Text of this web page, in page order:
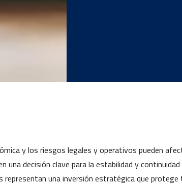
y los riesgos legales y operativos pueden
una decisión clave para la estabilidad y
representan una inversión estratégica que